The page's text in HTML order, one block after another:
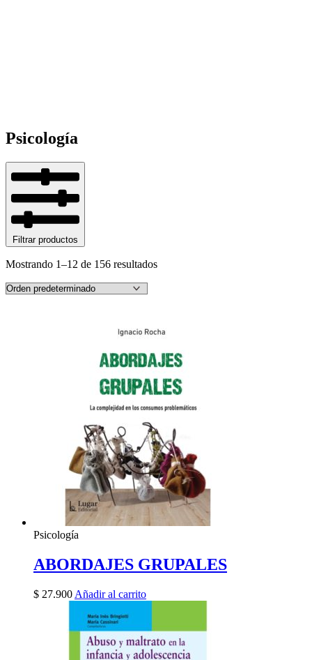
Psicología
Filtrar productos
Mostrando 1–12 de 156 resultados
Psicología
ABORDAJES GRUPALES
$ 27.900 Añadir al carrito